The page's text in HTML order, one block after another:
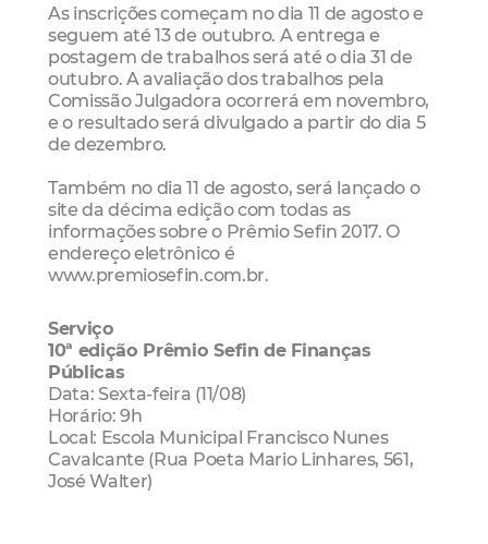
As inscrições começam no dia 11 de agosto e
seguem até 13 de outubro. A entrega e
postagem de trabalhos será até o dia 31 de
outubro. A avaliação dos trabalhos pela
Comissão Julgadora ocorrerá em novembro,
e o resultado será divulgado a partir do dia 5
de dezembro.
Também no dia 11 de agosto, será lançado o
site da décima edição com todas as
informações sobre o Prêmio Sefin 2017. O
endereço eletrônico é
www.premiosefin.com.br.
Serviço
10ª edição Prêmio Sefin de Finanças
Públicas
Data: Sexta-feira (11/08)
Horário: 9h
Local: Escola Municipal Francisco Nunes
Cavalcante (Rua Poeta Mario Linhares, 561,
José Walter)